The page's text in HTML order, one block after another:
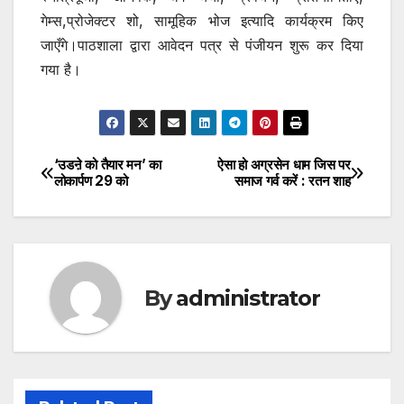
गेम्स,प्रोजेक्टर शो, सामूहिक भोज इत्यादि कार्यक्रम किए
जाएँगे।पाठशाला द्वारा आवेदन पत्र से पंजीयन शुरू कर दिया
गया है।
Post
navigation
ऐसा हो अग्रसेन धाम जिस पर
समाज गर्व करें : रतन शाह
‘उडऩे को तैयार मन’ का
लोकार्पण 29 को
Byadministrator